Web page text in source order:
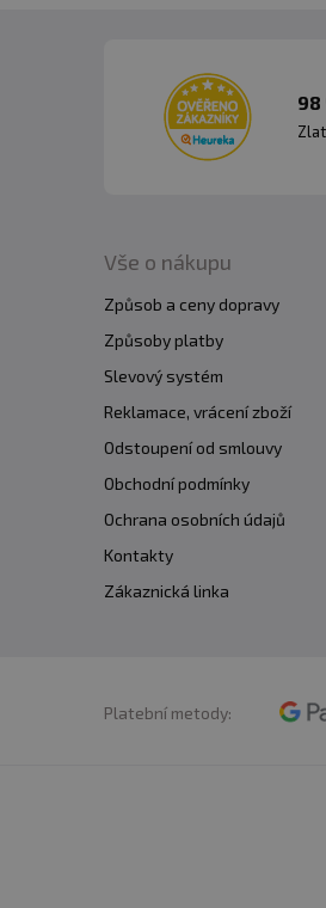
98
Vše o nákupu
Způsob a ceny dopravy
Způsoby platby
Slevový systém
Reklamace, vrácení zboží
Odstoupení od smlouvy
Obchodní podmínky
Ochrana osobních údajů
Kontakty
Zákaznická linka
Platební metody: